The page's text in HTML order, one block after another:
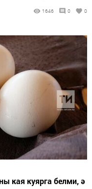
1646 0 0
кая куярга белми, ә